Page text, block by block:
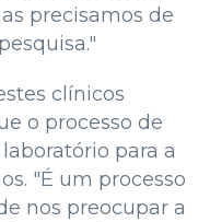
precisamos de
clínicos
o processo de
para a
"É um processo
nos preocupar a